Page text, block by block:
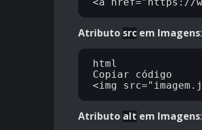
Atributo src em Imagens:
html
Copiar código
Atributo alt em Imagens: